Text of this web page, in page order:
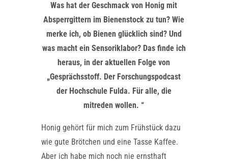
Was hat der Geschmack von Honig mit
Absperrgittern im Bienenstock zu tun? Wie
merke ich, ob Bienen glücklich sind? Und
was macht ein Sensoriklabor? Das finde ich
heraus, in der aktuellen Folge von
„Gesprächsstoff. Der Forschungspodcast
der Hochschule Fulda. Für alle, die
mitreden wollen. “
Honig gehört für mich zum Frühstück dazu
wie gute Brötchen und eine Tasse Kaffee.
Aber ich habe mich noch nie ernsthaft